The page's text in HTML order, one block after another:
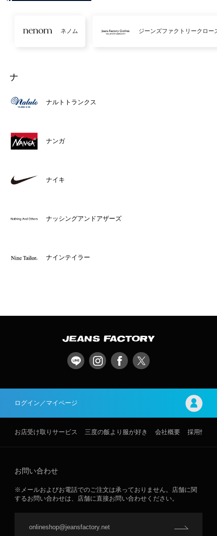
ネノム ジーンズファクトリークロー
ナ
ナルトトランクス
ナンガ
ナイキ
ナッシングアンドアザーズ
ナインテイラー
ログイン／マイページ
お店受け取りサービス 三度の飯より服が好き 会社概要 採用情報
お問い合わせ
※メールおよびお電話でのご注文は承っておりません。店舗に関
するお問い合わせは、店舗に直接お問い合わせください。
onlineshop@jeansfactory.net